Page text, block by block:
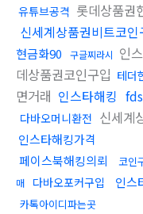
유튜브공격 롯데상품권
신세계상품권비트코인
현금화90
구글찌라시 인
데상품권코인구입 테더
면거래 인스타해킹
다바오머니환전 신세계
인스타해킹가격
페이스북해킹의뢰
코인
매
다바오포커구입 인스
카톡아이디파는곳